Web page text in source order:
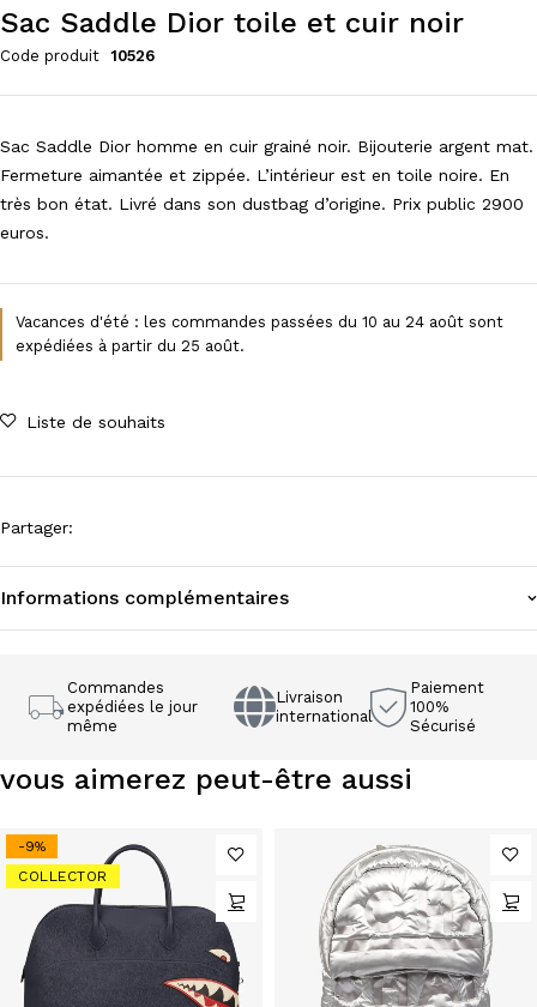
Sac Saddle Dior toile et cuir noir
Code produit 10526
Sac Saddle Dior homme en cuir grainé noir. Bijouterie argent mat.
Fermeture aimantée et zippée. L’intérieur est en toile noire. En
très bon état. Livré dans son dustbag d’origine. Prix public 2900
euros.
Vacances d'été : les commandes passées du 10 au 24 août sont
expédiées à partir du 25 août.
Liste de souhaits
Partager:
Informations complémentaires
Commandes
expédiées le jour
même
Livraison
international
Paiement
100%
Sécurisé
vous aimerez peut-être aussi
-9%
COLLECTOR